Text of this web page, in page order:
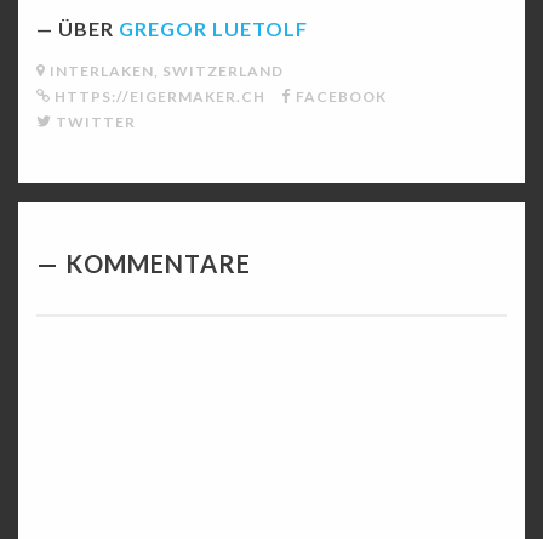
ÜBER GREGOR LUETOLF
INTERLAKEN, SWITZERLAND
HTTPS://EIGERMAKER.CH
FACEBOOK
TWITTER
KOMMENTARE